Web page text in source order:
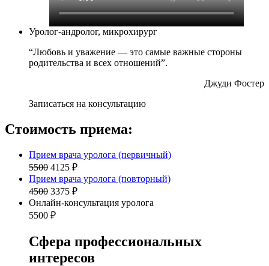
Уролог-андролог, микрохирург
“Любовь и уважение — это самые важные стороны
родительства и всех отношений”.
Джуди Фостер
Записаться на консультацию
Стоимость приема:
Прием врача уролога (первичный)
5500 4125 ₽
Прием врача уролога (повторный)
4500 3375 ₽
Онлайн-консультация уролога
5500 ₽
Сфера профессиональных
интересов